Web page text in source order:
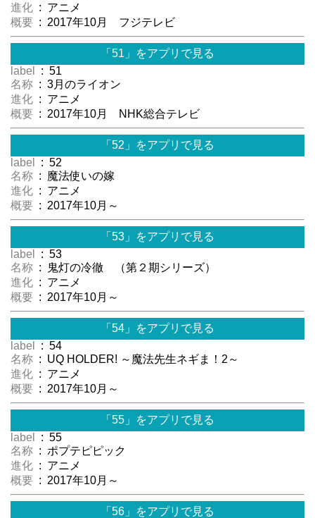
進化 : アニメ
概要 : 2017年10月 フジテレビ
「51」をアプリで見る
label
: 51
名称 : 3月のライオン
進化 : アニメ
概要 : 2017年10月 NHK総合テレビ
「52」をアプリで見る
label
: 52
名称 : 魔法使いの嫁
進化 : アニメ
概要 : 2017年10月～
「53」をアプリで見る
label
: 53
名称 : 鬼灯の冷徹 （第２期シリーズ）
進化 : アニメ
概要 : 2017年10月～
「54」をアプリで見る
label
: 54
名称 : UQ HOLDER! ～魔法先生ネギま！2～
進化 : アニメ
概要 : 2017年10月～
「55」をアプリで見る
label
: 55
名称 : ポプテピピック
進化 : アニメ
概要 : 2017年10月～
「56」をアプリで見る